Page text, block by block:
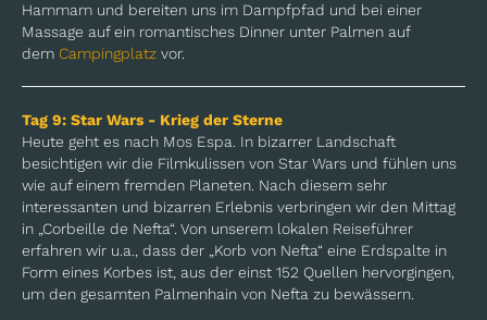
Hammam und bereiten uns im Dampfpfad und bei einer
Massage auf ein romantisches Dinner unter Palmen auf
dem Campingplatz vor.
Tag 9: Star Wars - Krieg der Sterne
Heute geht es nach Mos Espa. In bizarrer Landschaft
besichtigen wir die Filmkulissen von Star Wars und fühlen uns
wie auf einem fremden Planeten. Nach diesem sehr
interessanten und bizarren Erlebnis verbringen wir den Mittag
in „Corbeille de Nefta“. Von unserem lokalen Reiseführer
erfahren wir u.a., dass der „Korb von Nefta“ eine Erdspalte in
Form eines Korbes ist, aus der einst 152 Quellen hervorgingen,
um den gesamten Palmenhain von Nefta zu bewässern.